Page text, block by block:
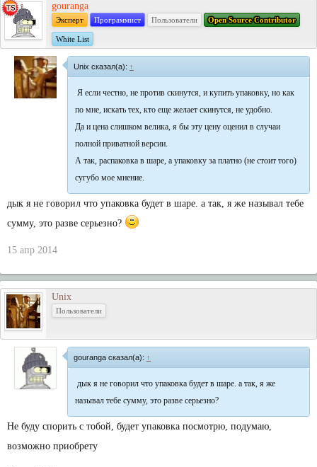
gouranga
Эксперт Программист Пользователи Open Source Contributor
White List
Unix сказал(а): ↑
Я если честно, не против скинутся, и купить упаковку, но как
по мне, искать тех, кто еще желает скинутся, не удобно.
Да и цена слишком велика, я бы эту цену оценил в случаи
полной приватной версии.
А так, распаковка в шаре, а упаковку за платно (не стоит того)
сугубо мое мнение.
дык я не говорил что упаковка будет в шаре. а так, я же называл тебе
сумму, это разве серьезно?
15 апр 2014
Unix
Пользователи
gouranga сказал(а): ↑
дык я не говорил что упаковка будет в шаре. а так, я же
называл тебе сумму, это разве серьезно?
Не буду спорить с тобой, будет упаковка посмотрю, подумаю,
возможно приобрету